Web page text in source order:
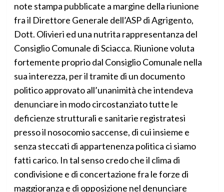
note stampa pubblicate a margine della riunione
fra il Direttore Generale dell’ASP di Agrigento,
Dott. Olivieri ed una nutrita rappresentanza del
Consiglio Comunale di Sciacca. Riunione voluta
fortemente proprio dal Consiglio Comunale nella
sua interezza, per il tramite di un documento
politico approvato all’unanimità che intendeva
denunciare in modo circostanziato tutte le
deficienze strutturali e sanitarie registratesi
presso il nosocomio saccense, di cui insieme e
senza steccati di appartenenza politica ci siamo
fatti carico. In tal senso credo che il clima di
condivisione e di concertazione fra le forze di
maggioranza e di opposizione nel denunciare